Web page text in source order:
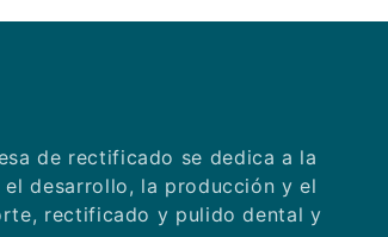
de rectificado se dedica a la
el desarrollo, la producción y el
rectificado y pulido dental y